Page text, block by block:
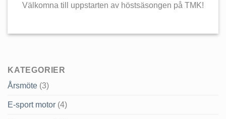
Välkomna till uppstarten av höstsäsongen på TMK!
KATEGORIER
Årsmöte (3)
E-sport motor (4)